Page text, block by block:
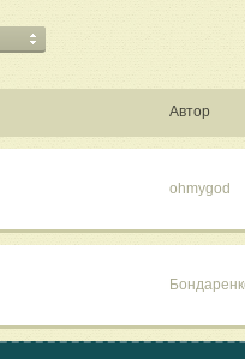
Автор
ohmygod